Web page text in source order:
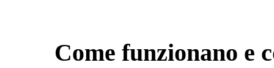
Come funzionano e